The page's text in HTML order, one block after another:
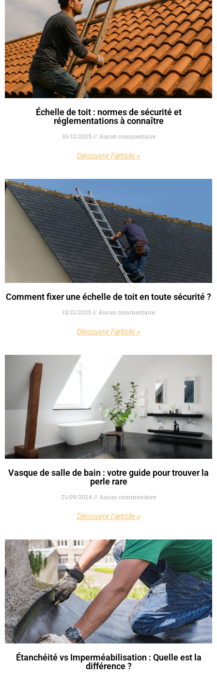
Échelle de toit : normes de sécurité et
réglementations à connaître
16/12/2025 Aucun commentaire
Découvrir l'article »
Comment fixer une échelle de toit en toute sécurité ?
13/12/2025 Aucun commentaire
Découvrir l'article »
Vasque de salle de bain : votre guide pour trouver la
perle rare
21/09/2024 Aucun commentaire
Découvrir l'article »
Étanchéité vs Imperméabilisation : Quelle est la
différence ?